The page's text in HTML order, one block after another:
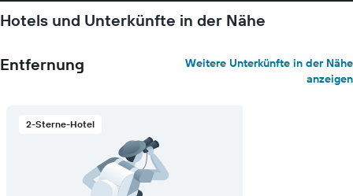
Hotels und Unterkünfte in der Nähe
Entfernung
Weitere Unterkünfte in der Nähe
anzeigen
2-Sterne-Hotel